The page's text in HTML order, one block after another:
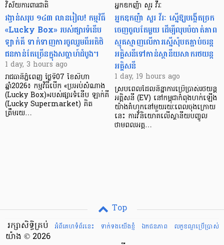
វិស័យការពារជាតិ
រង្វាន់សរុប ១៤៣ លានរៀល! កម្មវិធី
«Lucky Box» របស់ផ្សារទំនើប
ឡាក់គី ទាក់ទាញការចូលរួមពីអតិថិ
ជនកាន់តែច្រើនក្នុងសប្តាហ៍ដំបូង។
1 day, 3 hours ago
រាជធានីភ្នំពេញ ថ្ងៃទី07 ខែសីហា
ឆ្នាំ2026៖ កម្មវិធីបើក «ប្រអប់សំណាង
(Lucky Box)»របស់ផ្សារទំនើប ឡាក់គី
(Lucky Supermarket) គិត
ត្រឹមរយ…
អ្នកឧកញ៉ា សួរ វីរៈ
អ្នកឧកញ៉ា សួរ វីរៈ ស្នើឱ្យបង្កើតច្រក
ចេញចូលតែមួយ ដើម្បីលុបបំបាត់ភាព
ស្មុគស្មាញលើការស្នើសុំបតភ្ជាប់ចរន្ត
អគ្គិសនីទៅកាន់ស្ថានីយសាករថយន្ត
អគ្គិសនី
1 day, 19 hours ago
ស្របពេលដែលនិន្នាការប្រើប្រាស់រថយន្ត
អគ្គិសនី (EV) នៅកម្ពុជាកំពុងហក់ឡើង
យ៉ាងគំហុកនៅមួយរយៈពេលចុងក្រោយ
នេះ ការវិនិយោគលើស្ថានីយបញ្ចូល
ថាមពលអគ្គ…
Top
អំពីគេហទំព័រនេះ
ទាក់ទងយើងខ្ញំ ឯកជនភាព លក្ខខណ្ឌ​ប្រើ​ប្រាស់
រក្សាសិទ្ធិគ្រប់
យ៉ាង © 2026